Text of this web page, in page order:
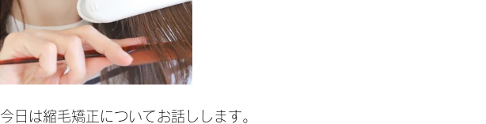
今日は縮毛矯正についてお話しします。